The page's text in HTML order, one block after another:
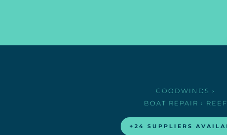
GOODWINDS ›
BOAT REPAIR › REEF
+24 SUPPLIERS